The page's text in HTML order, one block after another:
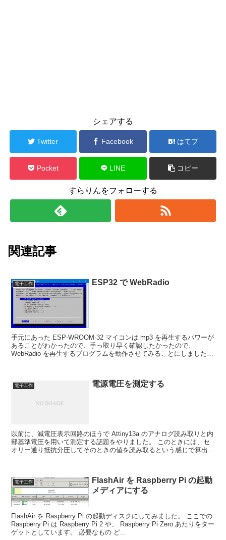
シェアする
Twitter Facebook はてブ
Pocket LINE コピー
すらりんをフォローする
関連記事
電子工作 ESP32 で WebRadio
手元にあった ESP-WROOM-32 マイコンは mp3 を再生するパワーが
あることがわかったので、手っ取り早く確認したかったので、
WebRadio を再生するプログラムを動作させてみることにしました。
電子工作 電源電圧を測定する
以前に、減電圧表示回路のほうで Attiny13a のアナログ読み取りと内
部基準電圧を用いて測定する話題をやりました。 このときには、セ
オリー通り抵抗分圧してそのときの値を読み取るという感じで算出し
電子工作
FlashAir を Raspberry Pi の起動
メディアにする
FlashAir を Raspberry Pi の起動ディスクにしてみました。 ここでの
Raspberry Pi は Raspberry Pi 2 や、 Raspberry Pi Zero あたりをター
ゲットとしています。 必要なもの ど...